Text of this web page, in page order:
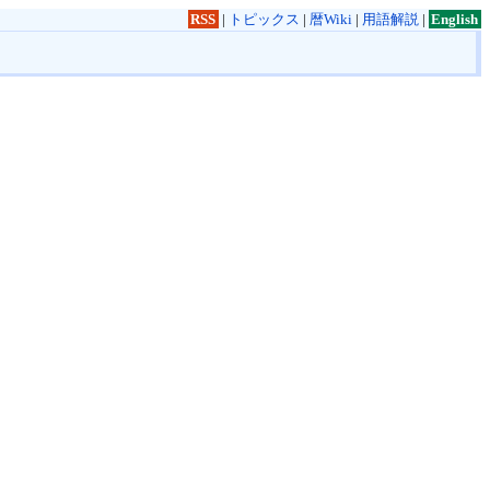
RSS | トピックス | 暦Wiki| 用語解説| English